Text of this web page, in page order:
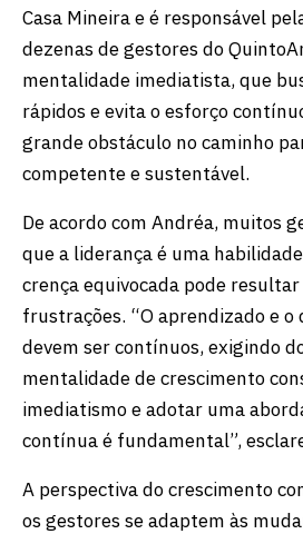
Casa Mineira e é responsável
dezenas de gestores do
mentalidade imediatista, que
rápidos e evita o esforço
grande obstáculo no caminho
competente e sustentável.
De acordo com Andréa, muitos
que a liderança é uma
crença equivocada pode
frustrações. “O aprendizado e o
devem ser contínuos, exigindo
mentalidade de crescimento
imediatismo e adotar uma
contínua é fundamental”,
A perspectiva do crescimento
os gestores se adaptem às